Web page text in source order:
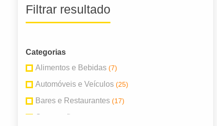
Filtrar resultado
Categorias
Alimentos e Bebidas (7)
Automóveis e Veículos (25)
Bares e Restaurantes (17)
Construção